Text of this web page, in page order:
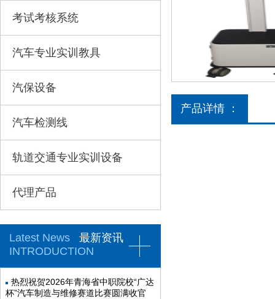
考试考核系统
汽车专业实训教具
汽保设备
汽车检测线
轨道交通专业实训设备
代理产品
Latest News
最新资讯
INTRODUCTION
热烈祝贺2026年青海省中职院校“广达
杯”汽车制造与维修赛道比赛圆满收官
产品详情 ：